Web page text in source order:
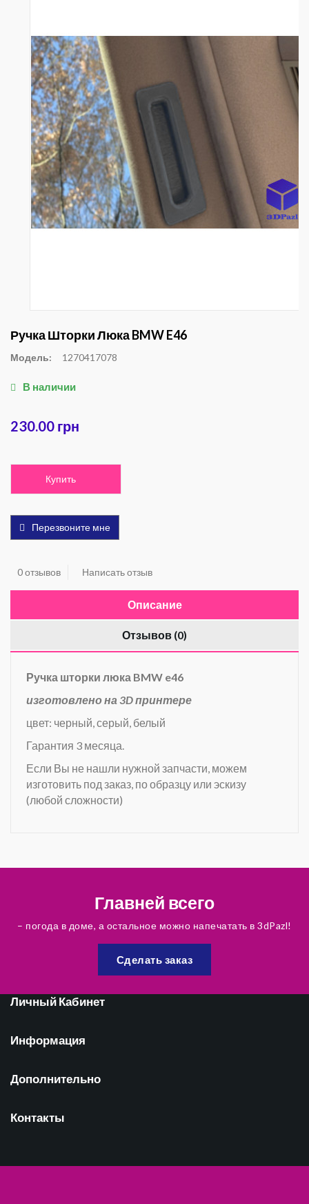
Ручка Шторки Люка BMW E46
Модель: 1270417078
В наличии
230.00 грн
Купить
Перезвоните мне
0 отзывов Написать отзыв
Описание
Отзывов (0)
Ручка шторки люка BMW e46
изготовлено на 3D принтере
цвет: черный, серый, белый
Гарантия 3 месяца.
Если Вы не нашли нужной запчасти, можем
изготовить под заказ, по образцу или эскизу
(любой сложности)
Главней всего
– погода в доме, а остальное можно напечатать в 3dPazl!
Сделать заказ
Личный Кабинет
Информация
Дополнительно
Контакты